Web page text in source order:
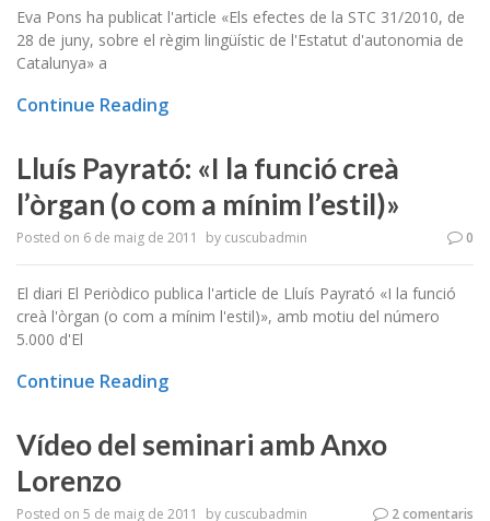
Eva Pons ha publicat l'article «Els efectes de la STC 31/2010, de
28 de juny, sobre el règim lingüístic de l'Estatut d'autonomia de
Catalunya» a
Continue Reading
Lluís Payrató: «I la funció creà
l’òrgan (o com a mínim l’estil)»
Posted on 6 de maig de 2011 by cuscubadmin 0
El diari El Periòdico publica l'article de Lluís Payrató «I la funció
creà l'òrgan (o com a mínim l'estil)», amb motiu del número
5.000 d'El
Continue Reading
Vídeo del seminari amb Anxo
Lorenzo
Posted on 5 de maig de 2011 by cuscubadmin 2 comentaris